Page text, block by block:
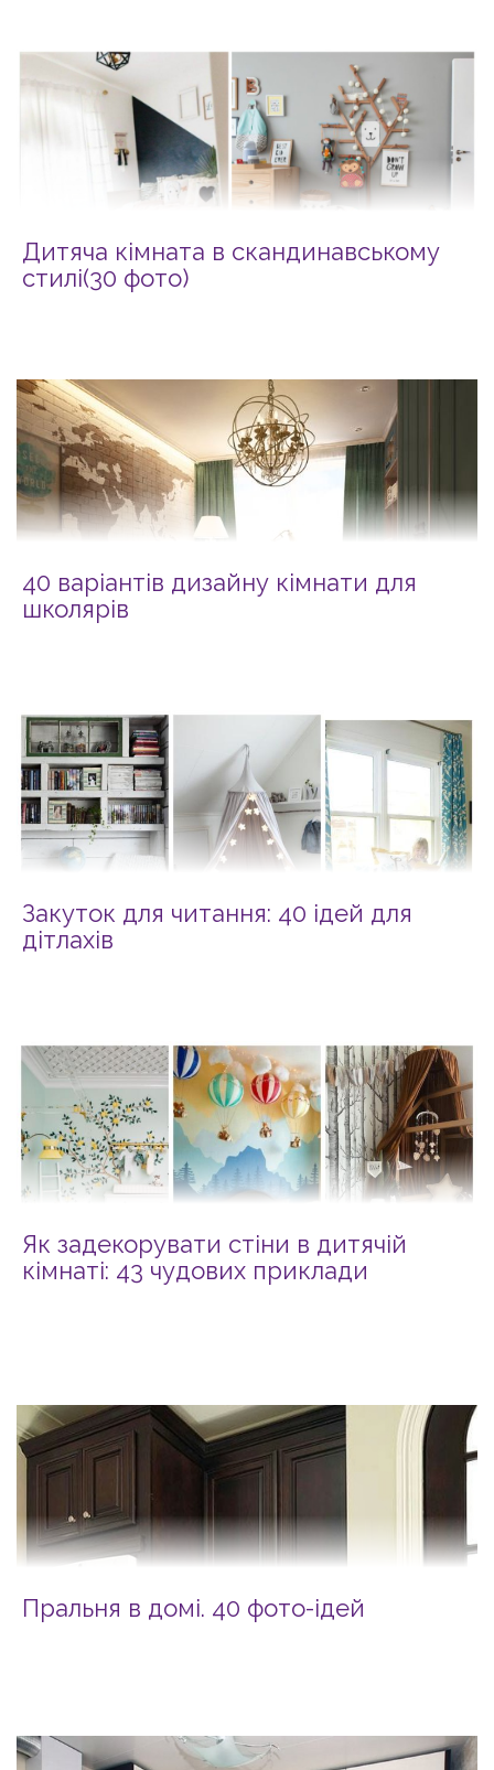
Дитяча кімната в скандинавському
стилі(30 фото)
40 варіантів дизайну кімнати для
школярів
Закуток для читання: 40 ідей для
дітлахів
Як задекорувати стіни в дитячій
кімнаті: 43 чудових приклади
Пральня в домі. 40 фото-ідей